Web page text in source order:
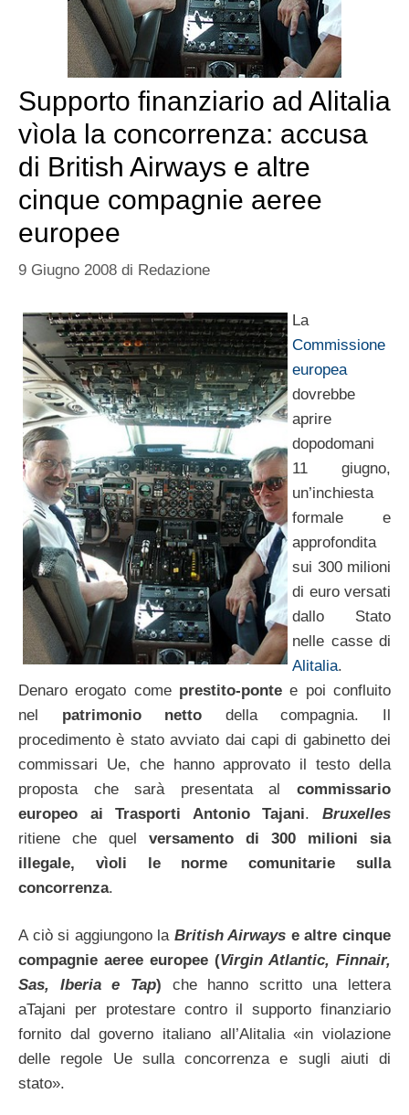
Supporto finanziario ad Alitalia
vìola la concorrenza: accusa
di British Airways e altre
cinque compagnie aeree
europee
9 Giugno 2008 di Redazione
La
Commissione
europea
dovrebbe
aprire
dopodomani
11 giugno,
un’inchiesta
formale e
approfondita
sui 300 milioni
di euro versati
dallo Stato
nelle casse di
Alitalia.
Denaro erogato come prestito-ponte e poi confluito
nel patrimonio netto della compagnia. Il
procedimento è stato avviato dai capi di gabinetto dei
commissari Ue, che hanno approvato il testo della
proposta che sarà presentata al commissario
europeo ai Trasporti Antonio Tajani.Bruxelles
ritiene che quel versamento di 300 milioni sia
illegale, vìoli le norme comunitarie sulla
concorrenza.
A ciò si aggiungono laBritish Airways e altre cinque
compagnie aeree europee (Virgin Atlantic, Finnair,
Sas, Iberia e Tap) che hanno scritto una lettera
aTajani per protestare contro il supporto finanziario
fornito dal governo italiano all’Alitalia «in violazione
delle regole Ue sulla concorrenza e sugli aiuti di
stato».